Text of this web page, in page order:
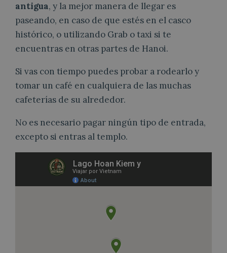
antigua, y la mejor manera de llegar es
paseando, en caso de que estés en el casco
histórico, o utilizando Grab o taxi si te
encuentras en otras partes de Hanoi.
Si vas con tiempo puedes probar a rodearlo y
tomar un café en cualquiera de las muchas
cafeterías de su alrededor.
No es necesario pagar ningún tipo de entrada,
excepto si entras al templo.